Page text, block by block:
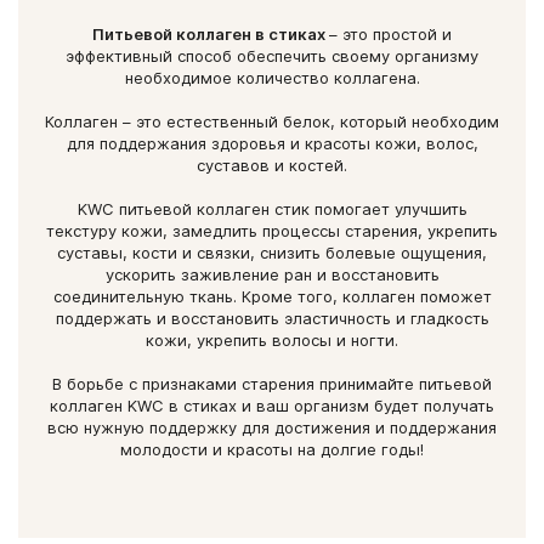
17,9 г
Гистидин 1,35 г
Гидроксилизин 0,6 г
Гидроксипролин
Изолейцин 1,0 г
2,3 г
Питьевой коллаген в стиках– это простой и
эффективный способ обеспечить своему организму
необходимое количество коллагена.
Коллаген – это естественный белок, который необходим
для поддержания здоровья и красоты кожи, волос,
суставов и костей.
KWC питьевой коллаген стик помогает улучшить
текстуру кожи, замедлить процессы старения, укрепить
суставы, кости и связки, снизить болевые ощущения,
ускорить заживление ран и восстановить
соединительную ткань. Кроме того, коллаген поможет
поддержать и восстановить эластичность и гладкость
кожи, укрепить волосы и ногти.
В борьбе с признаками старения принимайте питьевой
коллаген KWC в стиках и ваш организм будет получать
всю нужную поддержку для достижения и поддержания
молодости и красоты на долгие годы!